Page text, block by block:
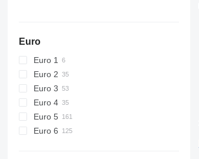
Euro
Euro 1
Euro 2
Euro 3
Euro 4
Euro 5
Euro 6